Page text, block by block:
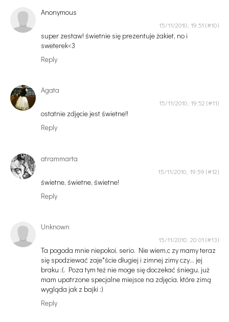
Anonymous
15/11/2010, 19:51
super zestaw! świetnie się prezentuje żakiet, no i
sweterek<3
Reply
Agata
15/11/2010, 19:52
ostatnie zdjęcie jest świetne!!
Reply
atrammarta
15/11/2010, 19:59
świetne, świetne, świetne!
Reply
Unknown
15/11/2010, 20:01
Ta pogoda mnie niepokoi, serio. Nie wiem,c zy mamy teraz
się spodziewać zaje*ście długiej i zimnej zimy czy... jej
braku :(. Poza tym też nie moge się doczekać śniegu, już
mam upatrzone specjalne miejsce na zdjęcia, które zimą
wygląda jak z bajki :)
Reply